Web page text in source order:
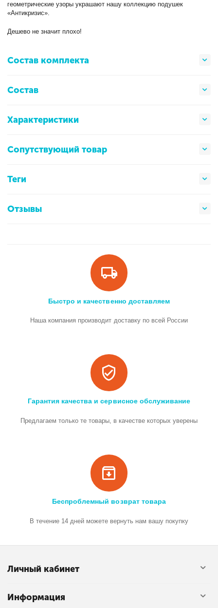
геометрические узоры украшают нашу коллекцию подушек
«Антикризис».
Дешево не значит плохо!
Состав комплекта
Состав
Характеристики
Сопутствующий товар
Теги
Отзывы
Быстро и качественно доставляем
Наша компания производит доставку по всей России
Гарантия качества и сервисное обслуживание
Предлагаем только те товары, в качестве которых уверены
Беспроблемный возврат товара
В течение 14 дней можете вернуть нам вашу покупку
Личный кабинет
Информация